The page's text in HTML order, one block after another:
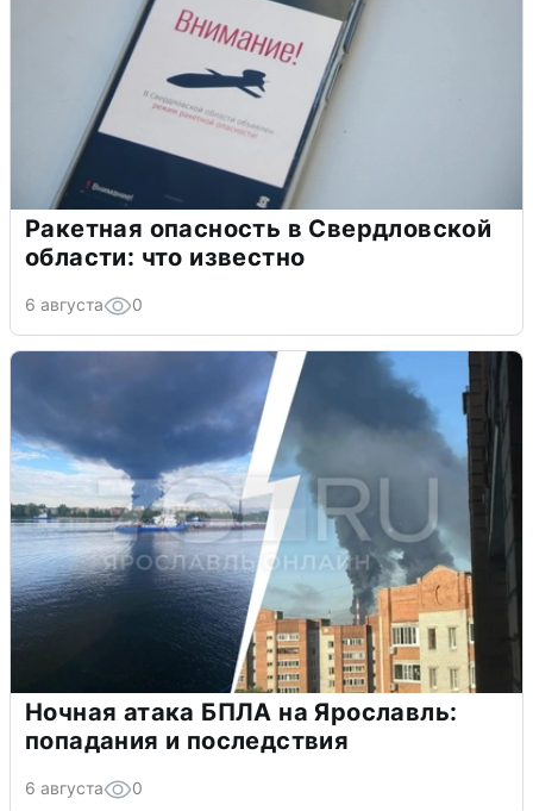
Ракетная опасность в Свердловской
области: что известно
6 августа 0
Ночная атака БПЛА на Ярославль:
попадания и последствия
6 августа 0